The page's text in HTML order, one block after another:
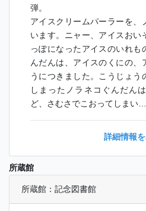
弾。
アイスクリームパーラーを、
います。ニャー、アイスおい
っぽになったアイスのいれも
んだんは、アイスのくにの、
うにつきました。こうじょう
しまったノラネコぐんだん
ど、さむさでこおってしまい…
詳細情報
所蔵館
所蔵館：記念図書館